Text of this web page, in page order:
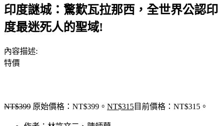
印度謎城：驚歎瓦拉那西，全世界公認印
度最迷死人的聖域!
內容描述:
特價
NT$399 原始價格：NT$399。 NT$315目前價格：NT$315。